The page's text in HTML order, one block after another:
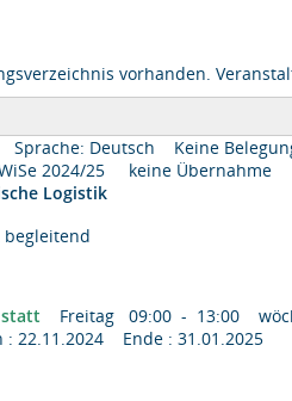
vorhanden.
Sprache: Deutsch
Keine
2024/25 keine Übernahme
Logistik
begleitend
Freitag 09:00 - 13:00
: 22.11.2024 Ende : 31.01.2025